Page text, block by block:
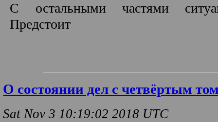
С остальными частями
Предстоит
О состоянии дел с четвёртым
Sat Nov 3 10:19:02 2018 UTC